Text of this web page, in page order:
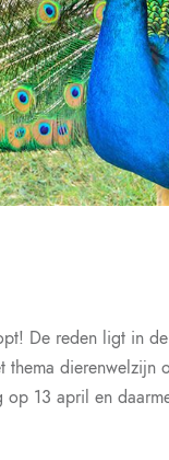
De reden ligt in
dierenwelzijn
13 april en